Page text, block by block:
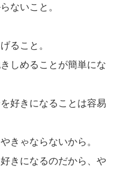
ないこと。
ること。
しめることが簡単にな
好きになることは容易
きゃならないから。
きになるのだから、や